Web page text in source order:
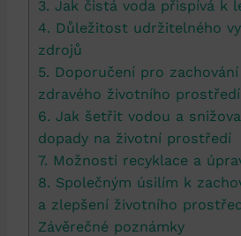
3. Jak čistá voda přispívá k
4. Důležitost udržitelného
zdrojů
5. Doporučení pro
zdravého životního prostředí
6. Jak šetřit vodou a
dopady na životní prostředí
7. Možnosti recyklace a
8. Společným úsilím k
a zlepšení životního
Závěrečné poznámky